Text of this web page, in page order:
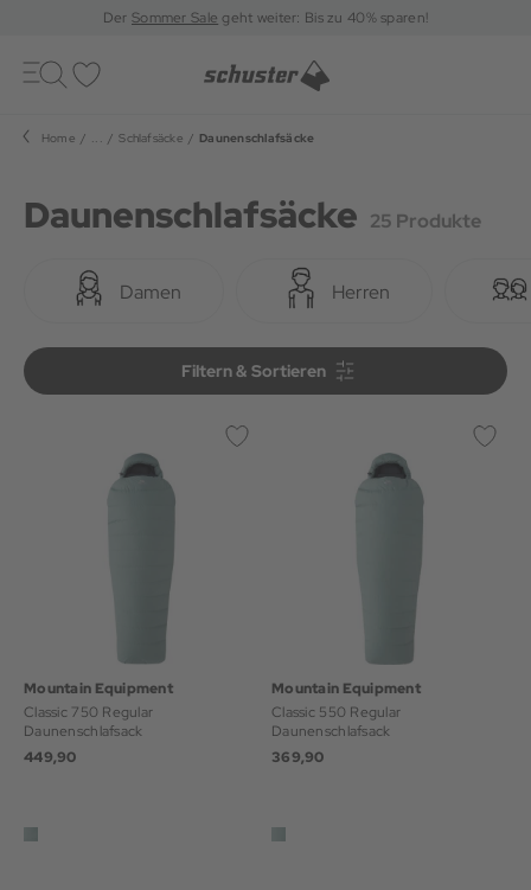
DerSommer Sale geht weiter: Bis zu 40% sparen!
Toggle
navigation
Home ... Schlafsäcke Daunenschlafsäcke
Daunenschlafsäcke 25 Produkte
Damen Herren
Filtern & Sortieren
Filtern & Sortieren
Mountain Equipment
Classic 750 Regular
Daunenschlafsack
449,90
Mountain Equipment
Classic 550 Regular
Daunenschlafsack
369,90